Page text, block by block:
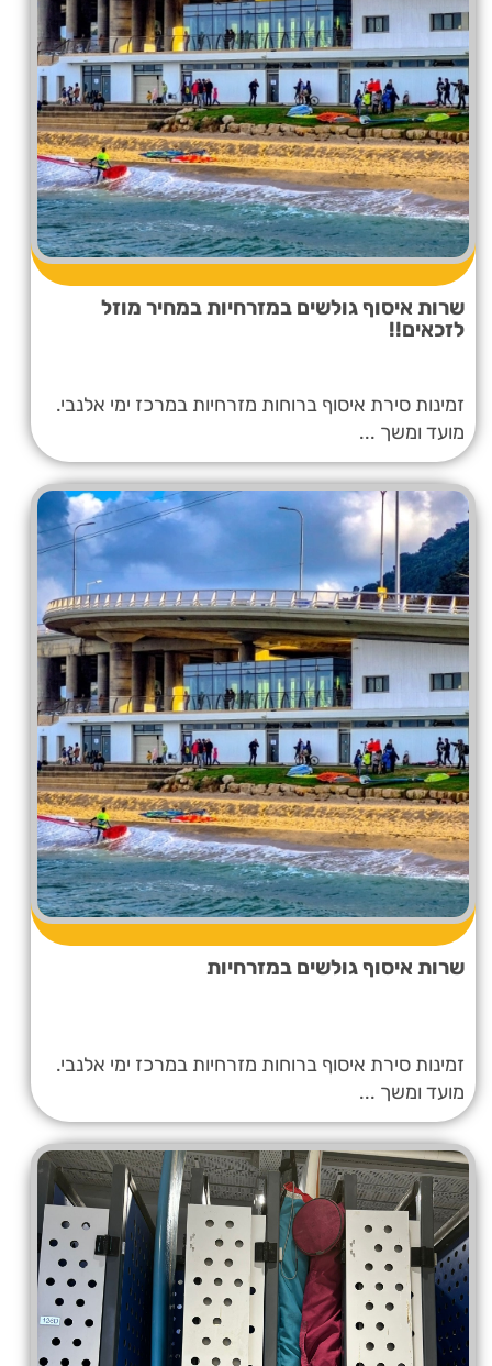
שרות איסוף גולשים במזרחיות במחיר מוזל
לזכאים!!
זמינות סירת איסוף ברוחות מזרחיות במרכז ימי אלנבי.
מועד ומשך ...
שרות איסוף גולשים במזרחיות
זמינות סירת איסוף ברוחות מזרחיות במרכז ימי אלנבי.
מועד ומשך ...